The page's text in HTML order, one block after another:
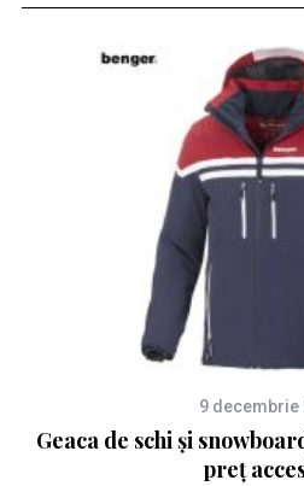
9 decembrie
Geaca de schi și
preț